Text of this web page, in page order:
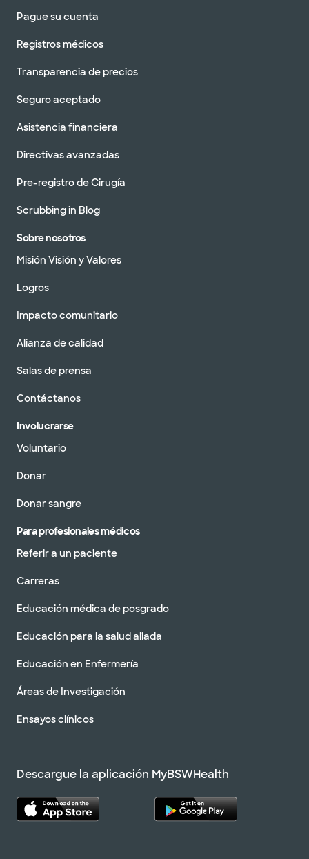
Pague su cuenta
Registros médicos
Transparencia de precios
Seguro aceptado
Asistencia financiera
Directivas avanzadas
Pre-registro de Cirugía
Scrubbing in Blog
Sobre nosotros
Misión Visión y Valores
Logros
Impacto comunitario
Alianza de calidad
Salas de prensa
Contáctanos
Involucrarse
Voluntario
Donar
Donar sangre
Para profesionales médicos
Referir a un paciente
Carreras
Educación médica de posgrado
Educación para la salud aliada
Educación en Enfermería
Áreas de Investigación
Ensayos clínicos
Descargue la aplicación MyBSWHealth